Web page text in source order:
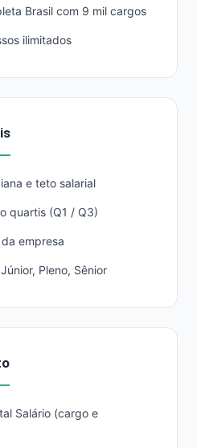
Brasil com 9 mil cargos
ilimitados
e teto salarial
quartis (Q1 / Q3)
empresa
Pleno, Sênior
Salário (cargo e